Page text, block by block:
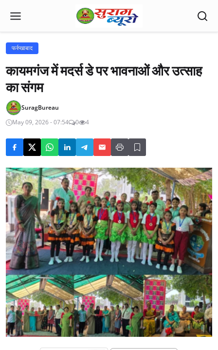
फर्रुखाबाद
कायमगंज में मदर्स डे पर भावनाओं और उत्साह
का संगम
SuragBureau
May 09, 2026 - 07:54
0 4